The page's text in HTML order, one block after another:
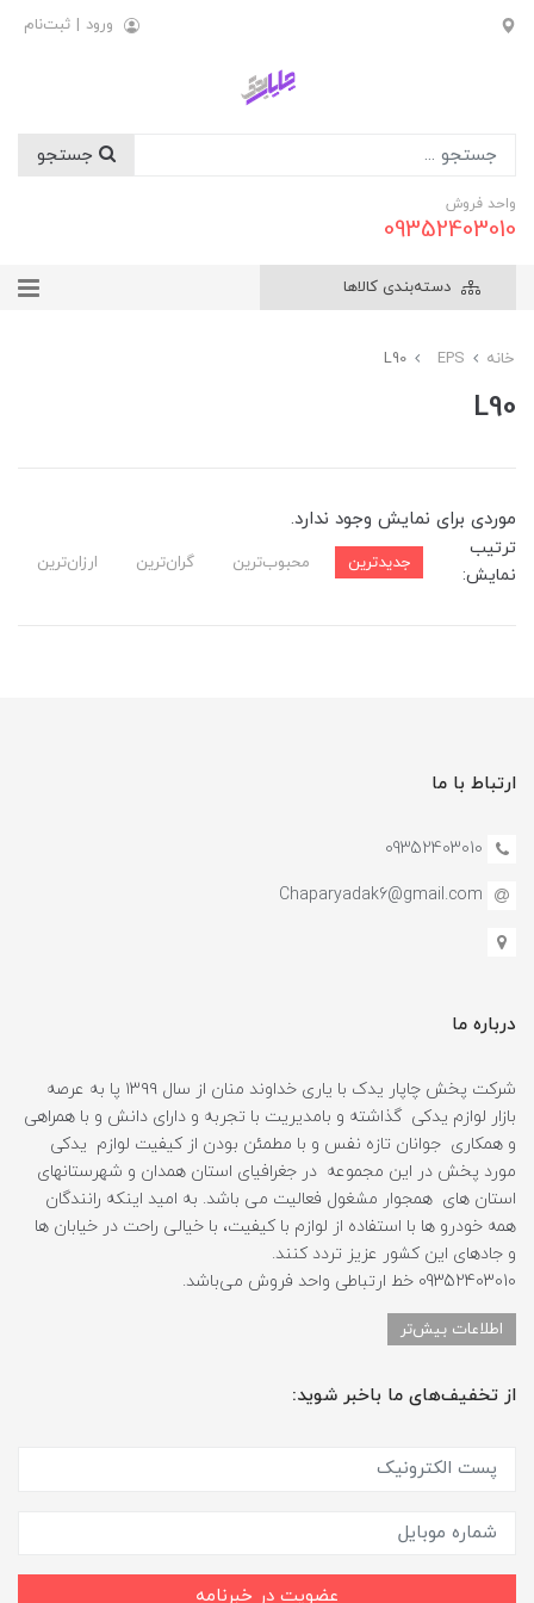
ورود | ثبت‌نام
واحد فروش
09352403010
دسته‌بندی کالاها
خانه EPS
L90
L90
موردی برای نمایش وجود ندارد.
ترتیب
نمایش:
جدیدترین محبوب‌ترین گران‌ترین ارزان‌ترین
ارتباط با ما
09352403010
Chaparyadak6@gmail.com
درباره ما
شرکت پخش چاپار یدک با یاری خداوند منان از سال ۱۳۹۹ پا به عرصه
بازار لوازم یدکی گذاشته و بامدیریت با تجربه و دارای دانش و با همراهی
و همکاری جوانان تازه نفس و با مطمئن بودن از کیفیت لوازم یدکی
مورد پخش در این مجموعه در جغرافیای استان همدان و شهرستانهای
استان های همجوار مشغول فعالیت می باشد. به امید اینکه رانندگان
همه خودرو ها با استفاده از لوازم با کیفیت، با خیالی راحت در خیابان ها
و جادهای این کشور عزیز تردد کنند.
09352403010 خط ارتباطی واحد فروش می‌باشد.
اطلاعات بیش‌تر
از تخفیف‌های ما باخبر شوید:
عضویت در خبرنامه